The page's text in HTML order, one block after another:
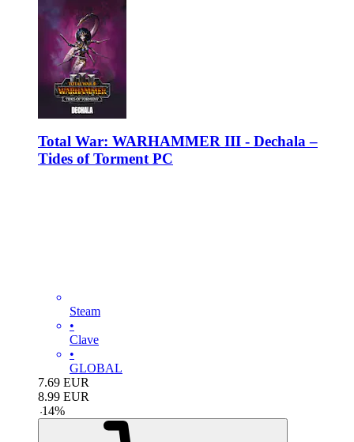
Total War: WARHAMMER III - Dechala –
Tides of Torment PC
Steam
•
Clave
•
GLOBAL
7.69 EUR
8.99 EUR
-14%